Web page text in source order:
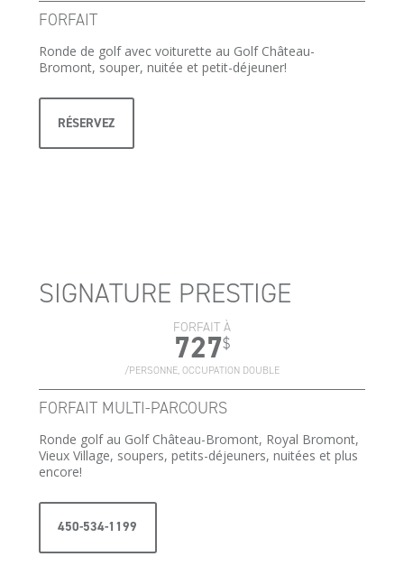
FORFAIT
Ronde de golf avec voiturette au Golf Château-
Bromont, souper, nuitée et petit-déjeuner!
RÉSERVEZ
SIGNATURE PRESTIGE
FORFAIT À
727$
/PERSONNE, OCCUPATION DOUBLE
FORFAIT MULTI-PARCOURS
Ronde golf au Golf Château-Bromont, Royal Bromont,
Vieux Village, soupers, petits-déjeuners, nuitées et plus
encore!
450-534-1199